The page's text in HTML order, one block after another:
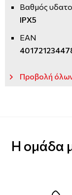
Βαθμός
IPX5
EAN
Προβολή
Η ομάδα